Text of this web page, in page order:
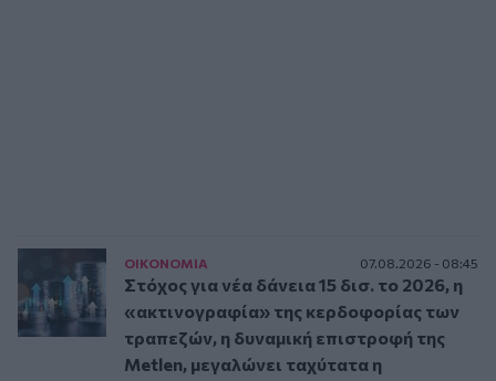
ΟΙΚΟΝΟΜΙΑ 07.08.2026 - 08:45
Στόχος για νέα δάνεια 15 δισ. το 2026, η
«ακτινογραφία» της κερδοφορίας των
τραπεζών, η δυναμική επιστροφή της
Metlen, μεγαλώνει ταχύτατα η